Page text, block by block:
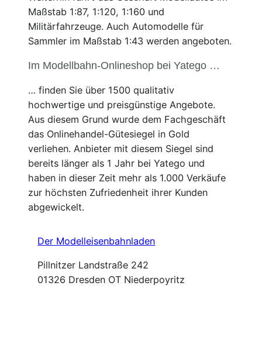
Maßstab 1:87, 1:120, 1:160 und
Militärfahrzeuge. Auch Automodelle für
Sammler im Maßstab 1:43 werden angeboten.
Im Modellbahn-Onlineshop bei Yatego …
… finden Sie über 1500 qualitativ
hochwertige und preisgünstige Angebote.
Aus diesem Grund wurde dem Fachgeschäft
das Onlinehandel-Gütesiegel in Gold
verliehen. Anbieter mit diesem Siegel sind
bereits länger als 1 Jahr bei Yatego und
haben in dieser Zeit mehr als 1.000 Verkäufe
zur höchsten Zufriedenheit ihrer Kunden
abgewickelt.
Der Modelleisenbahnladen
Pillnitzer Landstraße 242
01326 Dresden OT Niederpoyritz